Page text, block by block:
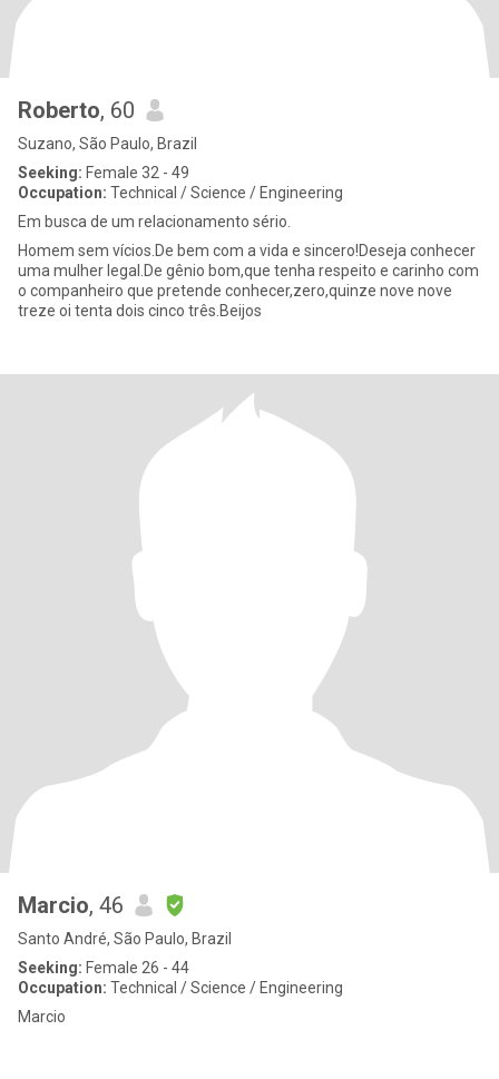
Roberto, 60
Suzano, São Paulo, Brazil
Seeking: Female 32 - 49
Occupation: Technical / Science / Engineering
Em busca de um relacionamento sério.
Homem sem vícios.De bem com a vida e sincero!Deseja conhecer
uma mulher legal.De gênio bom,que tenha respeito e carinho com
o companheiro que pretende conhecer,zero,quinze nove nove
treze oi tenta dois cinco três.Beijos
Marcio, 46
Santo André, São Paulo, Brazil
Seeking: Female 26 - 44
Occupation: Technical / Science / Engineering
Marcio